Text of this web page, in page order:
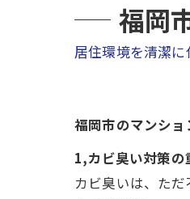
福岡
居住環境を清潔
福岡市のマンシ
1,カビ臭い対策の
カビ臭いは、た